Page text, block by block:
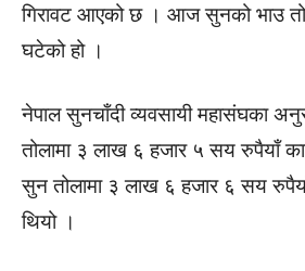
गिरावट आएको छ । आज सुनको भाउ
घटेको हो ।
नेपाल सुनचाँदी व्यवसायी महासंघका
तोलामा ३ लाख ६ हजार ५ सय रुपैयाँ
सुन तोलामा ३ लाख ६ हजार ६ सय
थियो ।